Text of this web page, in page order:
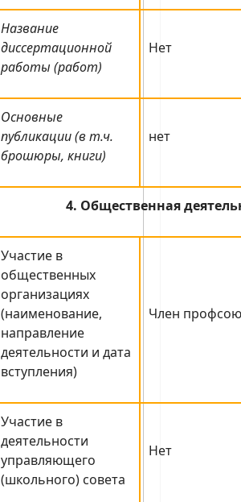
Название
диссертационной
работы (работ)
Нет
Основные
публикации (в т.ч.
брошюры, книги)
нет
4. Общественная
Участие в
общественных
организациях
(наименование,
направление
деятельности и дата
вступления)
Член
Участие в
деятельности
управляющего
(школьного) совета
Нет